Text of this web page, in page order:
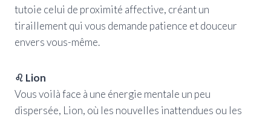
tutoie celui de proximité affective, créant un
tiraillement qui vous demande patience et douceur
envers vous-même.
♌ Lion
Vous voilà face à une énergie mentale un peu
dispersée, Lion, où les nouvelles inattendues ou les